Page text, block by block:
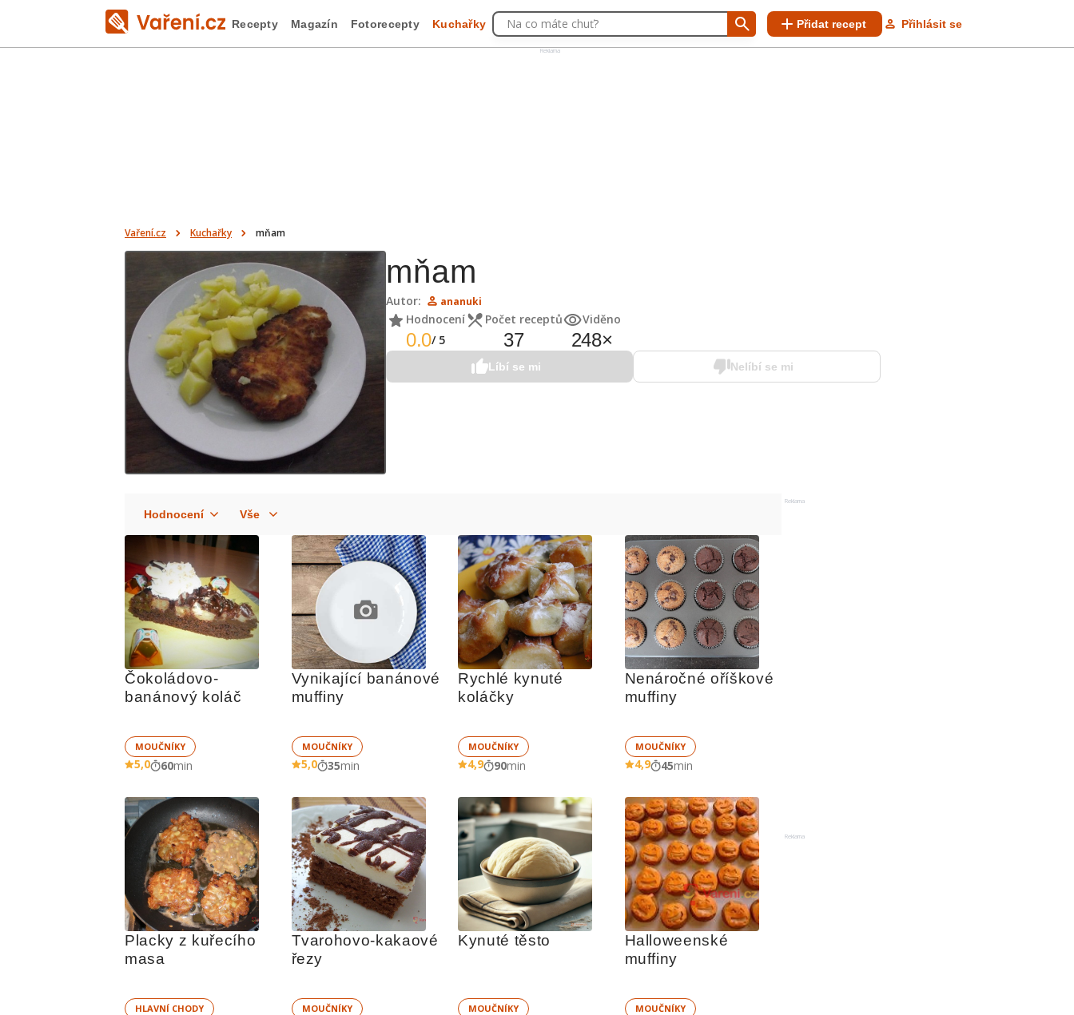
Reklama
Recepty Magazín Fotorecepty Kuchařky Na co máte chuť? Přidat recept Přihlásit se
Vaření.cz Kuchařky mňam
mňam
Autor: ananuki
Hodnocení
0.0/ 5
Počet receptů
37
Viděno
248×
Líbí se mi Nelíbí se mi
Čokoládovo-
banánový koláč
MOUČNÍKY
5,0 60min
Vynikající banánové
muffiny
MOUČNÍKY
5,0 35min
Rychlé kynuté
koláčky
MOUČNÍKY
4,9 90min
Nenáročné oříškové
muffiny
MOUČNÍKY
4,9 45min
Placky z kuřecího
masa
HLAVNÍ CHODY
Tvarohovo-kakaové
řezy
MOUČNÍKY
Kynuté těsto
MOUČNÍKY
Halloweenské
muffiny
MOUČNÍKY
Reklama
Reklama